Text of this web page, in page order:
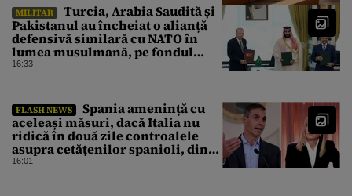
MILITAR
Turcia, Arabia Saudită și
Pakistanul au încheiat o alianță
defensivă similară cu NATO în
lumea musulmană, pe fondul
conflictelor din Orientul Mijlociu
16:33
FLASH NEWS
Spania amenință cu
aceleași măsuri, dacă Italia nu
ridică în două zile controalele
asupra cetățenilor spanioli, din
cauza crizei migrației
16:01